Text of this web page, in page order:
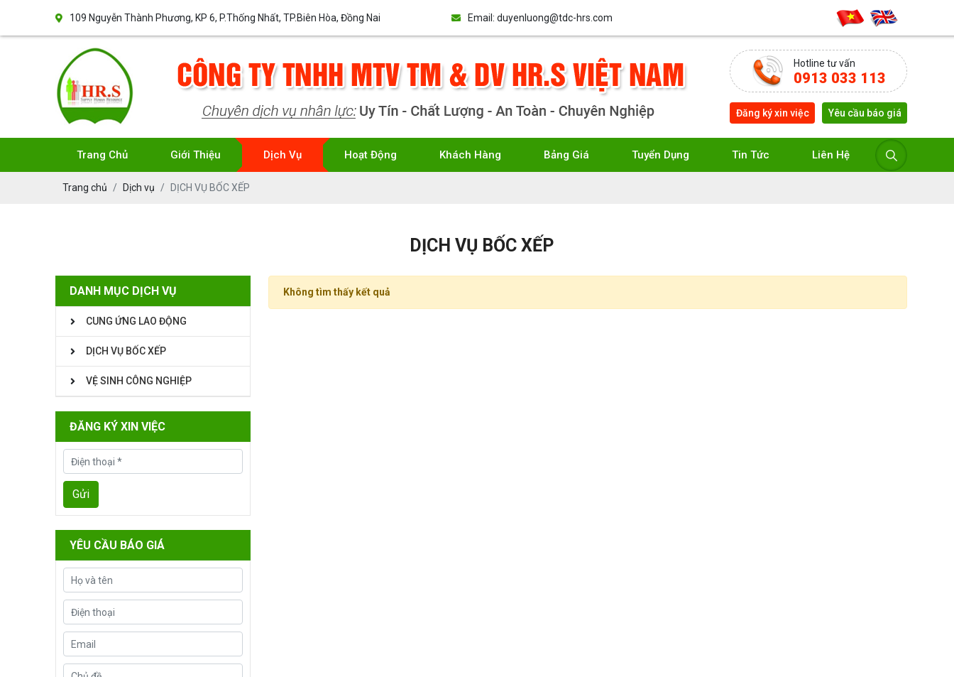
109 Nguyễn Thành Phương, KP 6, P.Thống Nhất, TP.Biên Hòa, Đồng Nai Email: duyenluong@tdc-hrs.com
Hotline tư vấn
0913 033 113
Đăng ký xin việc Yêu cầu báo giá
Trang Chủ Giới Thiệu Dịch Vụ Hoạt Động Khách Hàng Bảng Giá Tuyển Dụng Tin Tức Liên Hệ
Trang chủ Dịch vụ DỊCH VỤ BỐC XẾP
DỊCH VỤ BỐC XẾP
DANH MỤC DỊCH VỤ
CUNG ỨNG LAO ĐỘNG
DỊCH VỤ BỐC XẾP
VỆ SINH CÔNG NGHIỆP
ĐĂNG KÝ XIN VIỆC
YÊU CẦU BÁO GIÁ
Không tìm thấy kết quả